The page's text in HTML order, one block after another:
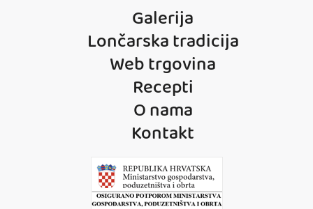
Galerija
Lončarska tradicija
Web trgovina
Recepti
O nama
Kontakt